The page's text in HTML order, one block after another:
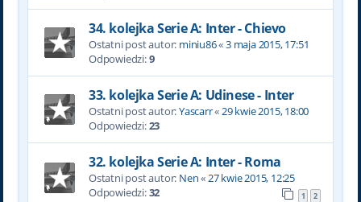
34. kolejka Serie A: Inter - Chievo
Ostatni post autor: miniu86«3 maja 2015, 17:51
Odpowiedzi:9
33. kolejka Serie A: Udinese - Inter
Ostatni post autor:Yascarr«29 kwie 2015, 18:00
Odpowiedzi:23
32. kolejka Serie A: Inter - Roma
Ostatni post autor: Nen«27 kwie 2015, 12:25
Odpowiedzi:32 1 2